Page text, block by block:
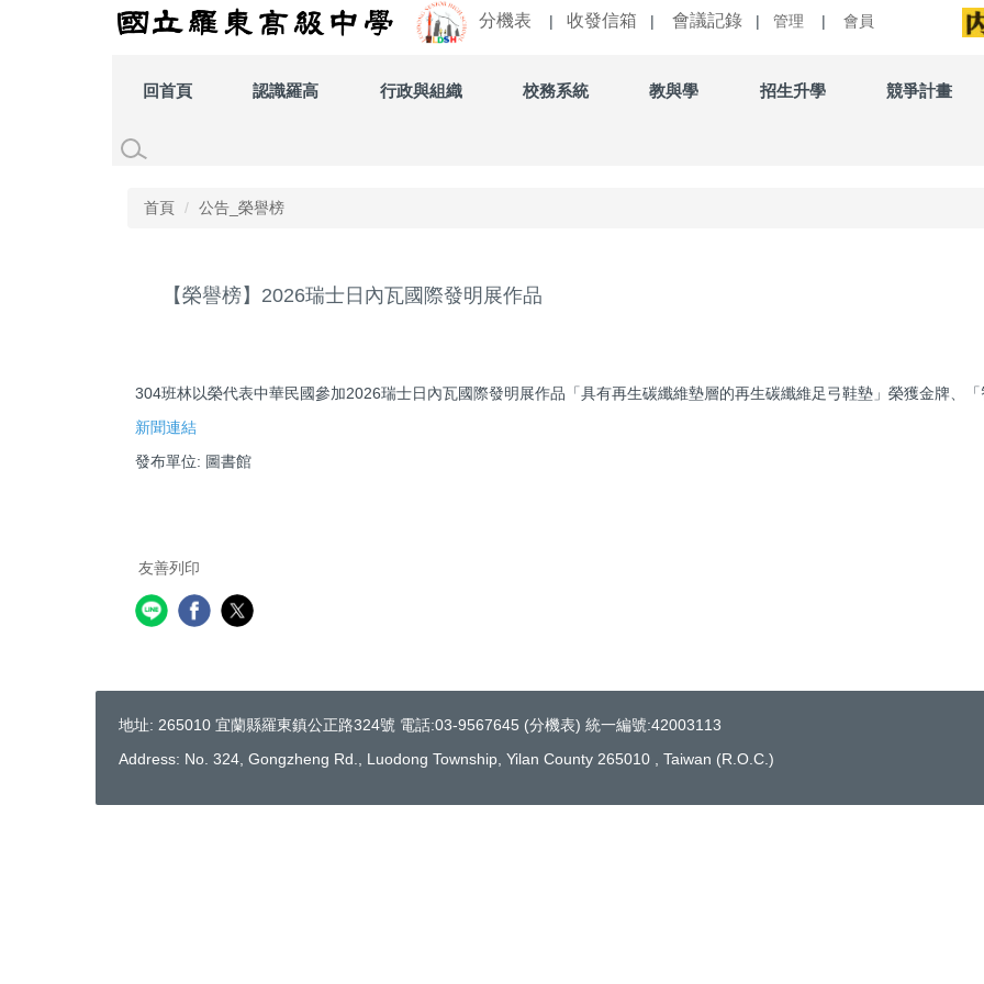
分機表 收發信箱 會議記錄 管理 會員
回首頁 認識羅高 行政與組織 校務系統 教與學 招生升學 競爭計畫
首頁 公告_榮譽榜
【榮譽榜】2026瑞士日內瓦國際發明展作品
304班林以榮代表中華民國參加2026瑞士日內瓦國際發明展作品「具有再生碳纖維墊層的再生碳纖維足弓鞋墊」榮獲金牌、「
新聞連結
發布單位: 圖書館
友善列印
地址: 265010 宜蘭縣羅東鎮公正路324號 電話:03-9567645 (分機表) 統一編號:42003113
Address: No. 324, Gongzheng Rd., Luodong Township, Yilan County 265010 , Taiwan (R.O.C.)